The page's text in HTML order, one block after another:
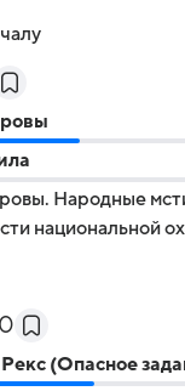
Народные
национальной
(Опасное